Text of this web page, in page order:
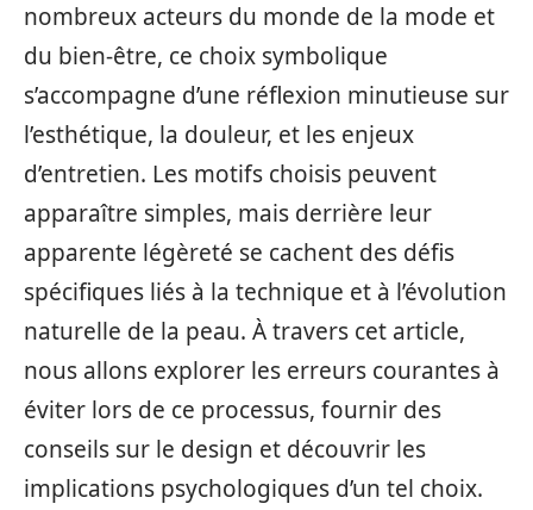
nombreux acteurs du monde de la mode et
du bien-être, ce choix symbolique
s’accompagne d’une réflexion minutieuse sur
l’esthétique, la douleur, et les enjeux
d’entretien. Les motifs choisis peuvent
apparaître simples, mais derrière leur
apparente légèreté se cachent des défis
spécifiques liés à la technique et à l’évolution
naturelle de la peau. À travers cet article,
nous allons explorer les erreurs courantes à
éviter lors de ce processus, fournir des
conseils sur le design et découvrir les
implications psychologiques d’un tel choix.